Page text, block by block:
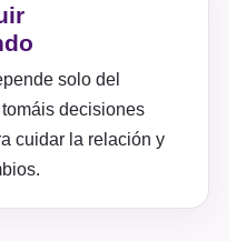
solo del
decisiones
cuidar la relación y